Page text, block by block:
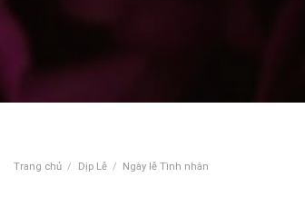
Trang chủ / Dịp Lễ / Ngày lễ Tình nhân